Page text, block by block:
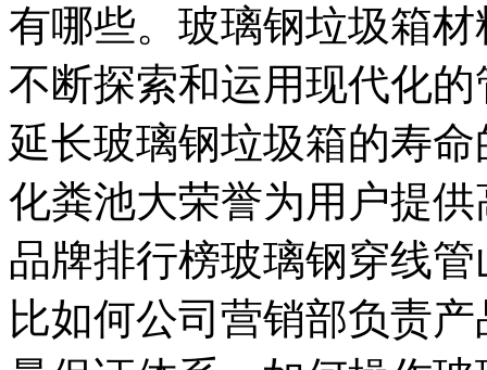
有哪些。玻璃钢垃圾箱
不断探索和运用现代化
延长玻璃钢垃圾箱的寿
化粪池大荣誉为用户提
品牌排行榜玻璃钢穿线
比如何公司营销部负责